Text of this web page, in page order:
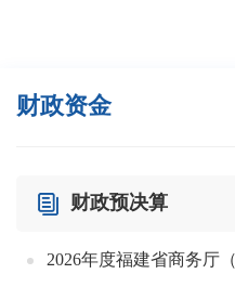
财政资金
财政预决算
2026年度福建省商务厅